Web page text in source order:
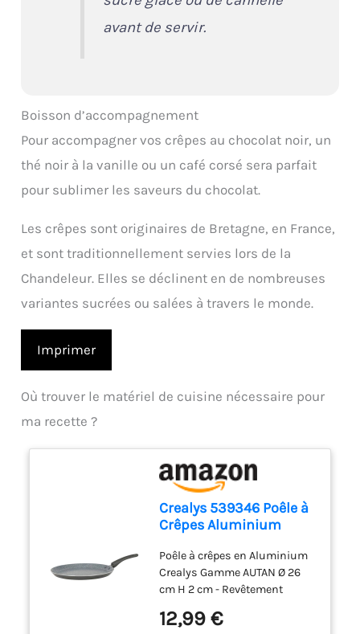
avant de servir.
Boisson d’accompagnement
Pour accompagner vos crêpes au chocolat noir, un
thé noir à la vanille ou un café corsé sera parfait
pour sublimer les saveurs du chocolat.
Les crêpes sont originaires de Bretagne, en France,
et sont traditionnellement servies lors de la
Chandeleur. Elles se déclinent en de nombreuses
variantes sucrées ou salées à travers le monde.
Imprimer
Où trouver le matériel de cuisine nécessaire pour
ma recette ?
Crealys 539346 Poêle à
Crêpes Aluminium
Revêtement
Antiadhésif Sain en
Céramique effet pierre -
Crêpière Coloris Gris -
Manche
Poêle à crêpes en Aluminium
Crealys Gamme AUTAN Ø 26
cm H 2 cm - Revêtement
Céramique effet pierre -
12,99 €